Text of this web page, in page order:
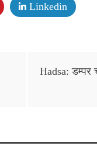
Linkedin
Hadsa: डम्पर